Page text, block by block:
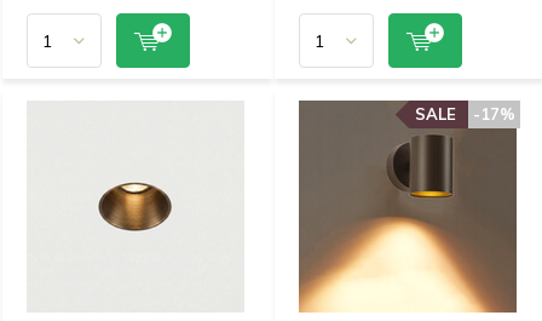
-17%
SALE